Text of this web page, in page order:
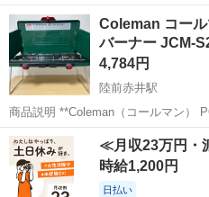
ンガスコンロ EG32T1V 都市ガス用 サイズ60cmタイプです。 ※仙台
市内 無料 配達 (店舗から10km以内
宮城 仙台市 キ
Coleman コー
バーナー JCM-
4,784円
陸前赤井駅
商品説明 **Coleman（コールマン） POWERHOUSE LP TWO
BURNER（JCM-S201A）**の出品です。 キャンプやBBQ、ア
宮城 東松島市 陸前赤井駅
≪月収23万円・
時給1,200円
日払い